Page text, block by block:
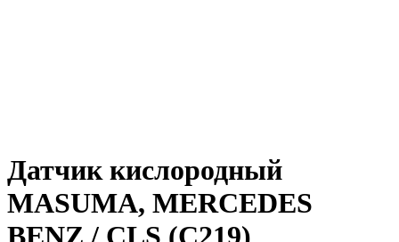
Датчик кислородный
MASUMA, MERCEDES